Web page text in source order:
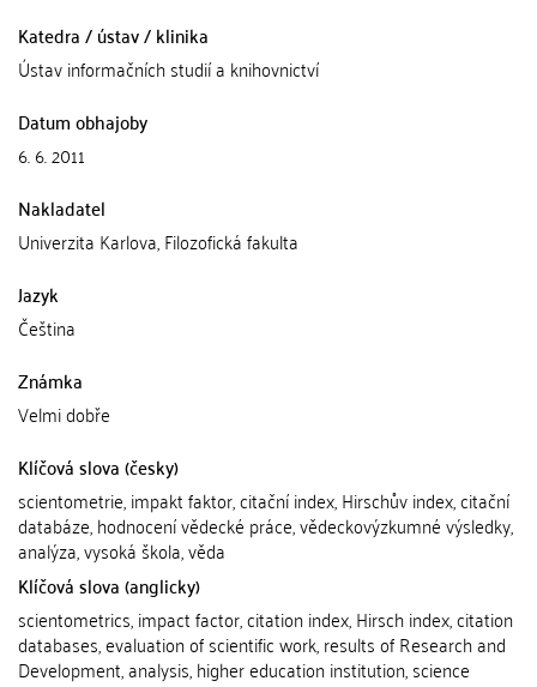
Katedra / ústav / klinika
Ústav informačních studií a knihovnictví
Datum obhajoby
6. 6. 2011
Nakladatel
Univerzita Karlova, Filozofická fakulta
Jazyk
Čeština
Známka
Velmi dobře
Klíčová slova (česky)
scientometrie, impakt faktor, citační index, Hirschův index, citační
databáze, hodnocení vědecké práce, vědeckovýzkumné výsledky,
analýza, vysoká škola, věda
Klíčová slova (anglicky)
scientometrics, impact factor, citation index, Hirsch index, citation
databases, evaluation of scientific work, results of Research and
Development, analysis, higher education institution, science